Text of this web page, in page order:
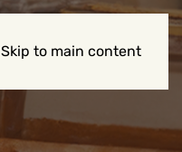
Skip to main content